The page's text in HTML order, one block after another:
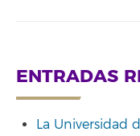
ENTRADAS
La Universidad